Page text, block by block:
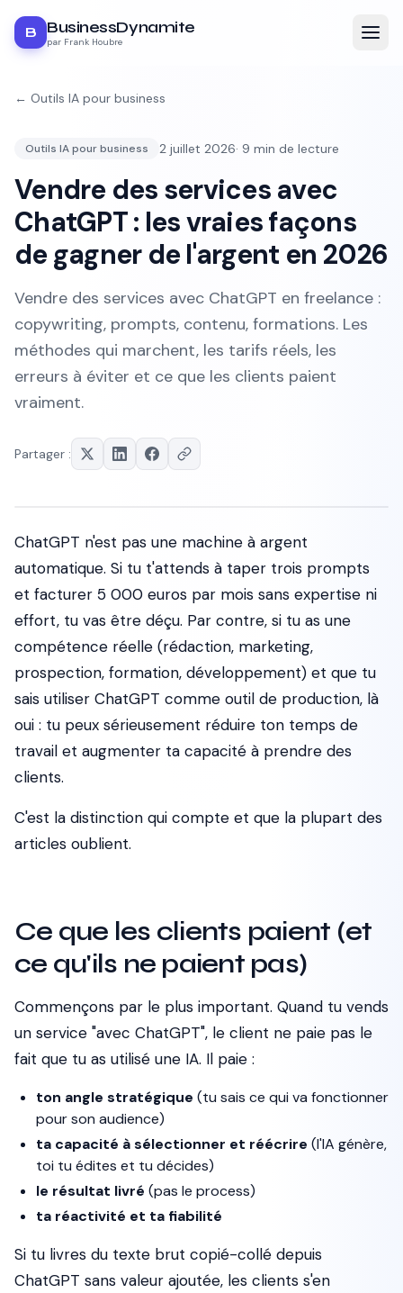
B BusinessDynamite
par Frank Houbre
← Outils IA pour business
Outils IA pour business 2 juillet 2026· 9 min de lecture
Vendre des services avec
ChatGPT : les vraies façons
de gagner de l'argent en 2026
Vendre des services avec ChatGPT en freelance :
copywriting, prompts, contenu, formations. Les
méthodes qui marchent, les tarifs réels, les
erreurs à éviter et ce que les clients paient
vraiment.
Partager :
ChatGPT n'est pas une machine à argent
automatique. Si tu t'attends à taper trois prompts
et facturer 5 000 euros par mois sans expertise ni
effort, tu vas être déçu. Par contre, si tu as une
compétence réelle (rédaction, marketing,
prospection, formation, développement) et que tu
sais utiliser ChatGPT comme outil de production, là
oui : tu peux sérieusement réduire ton temps de
travail et augmenter ta capacité à prendre des
clients.
C'est la distinction qui compte et que la plupart des
articles oublient.
Ce que les clients paient (et
ce qu'ils ne paient pas)
Commençons par le plus important. Quand tu vends
un service "avec ChatGPT", le client ne paie pas le
fait que tu as utilisé une IA. Il paie :
ton angle stratégique (tu sais ce qui va fonctionner
pour son audience)
ta capacité à sélectionner et réécrire (l'IA génère,
toi tu édites et tu décides)
le résultat livré (pas le process)
ta réactivité et ta fiabilité
Si tu livres du texte brut copié-collé depuis
ChatGPT sans valeur ajoutée, les clients s'en